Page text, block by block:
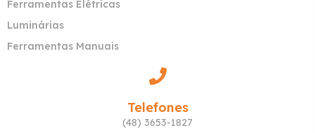
Ferramentas Elétricas
Luminárias
Ferramentas Manuais
Telefones
(48) 3653-1827